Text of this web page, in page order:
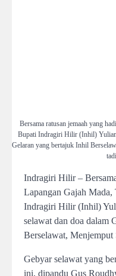
Bersama ratusan jemaah yang
Bupati Indragiri Hilir (Inhil)
Gelaran yang bertajuk Inhil
Indragiri Hilir –
Lapangan Gajah
Indragiri Hilir (Inhil)
selawat dan doa dalam
Berselawat,
Gebyar selawat yang
ini, dipandu Gus